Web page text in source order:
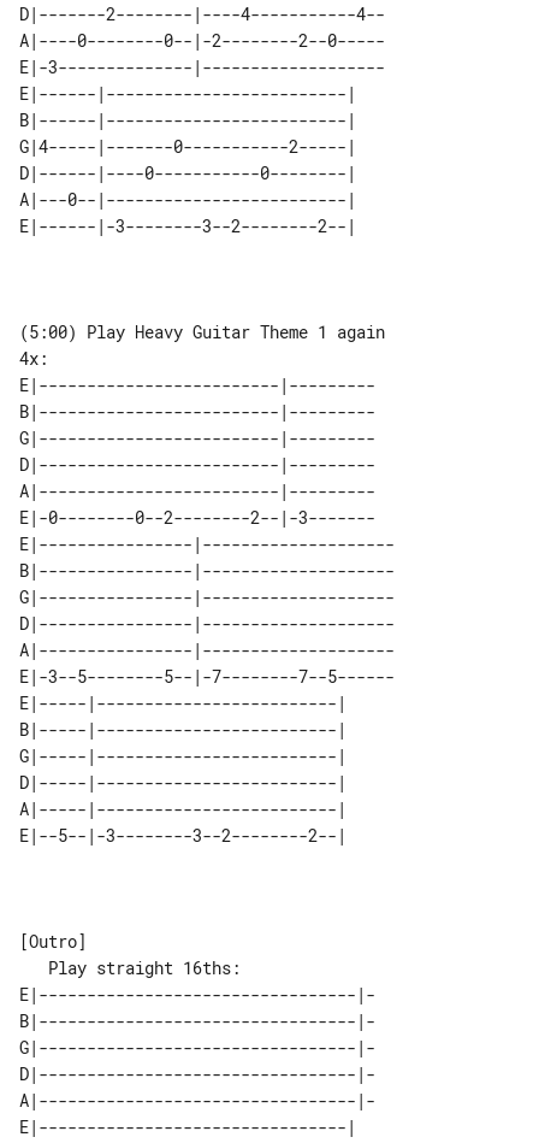
D|-------2--------|----4-----------4--
A|----0--------0--|-2--------2--0-----
E|-3--------------|-------------------
E|------|-------------------------|
B|------|-------------------------|
G|4-----|-------0-----------2-----|
D|------|----0-----------0--------|
A|---0--|-------------------------|
(5:00) Play Heavy Guitar Theme 1 again
E|-------------------------|---------
B|-------------------------|---------
G|-------------------------|---------
D|-------------------------|---------
A|-------------------------|---------
E|-0--------0--2--------2--|-3-------
E|----------------|--------------------
B|----------------|--------------------
G|----------------|--------------------
D|----------------|--------------------
A|----------------|--------------------
E|-3--5--------5--|-7--------7--5------
E|-----|-------------------------|
B|-----|-------------------------|
G|-----|-------------------------|
D|-----|-------------------------|
A|-----|-------------------------|
E|---------------------------------|-
B|---------------------------------|-
G|---------------------------------|-
D|---------------------------------|-
A|---------------------------------|-
E|--------------------------------|